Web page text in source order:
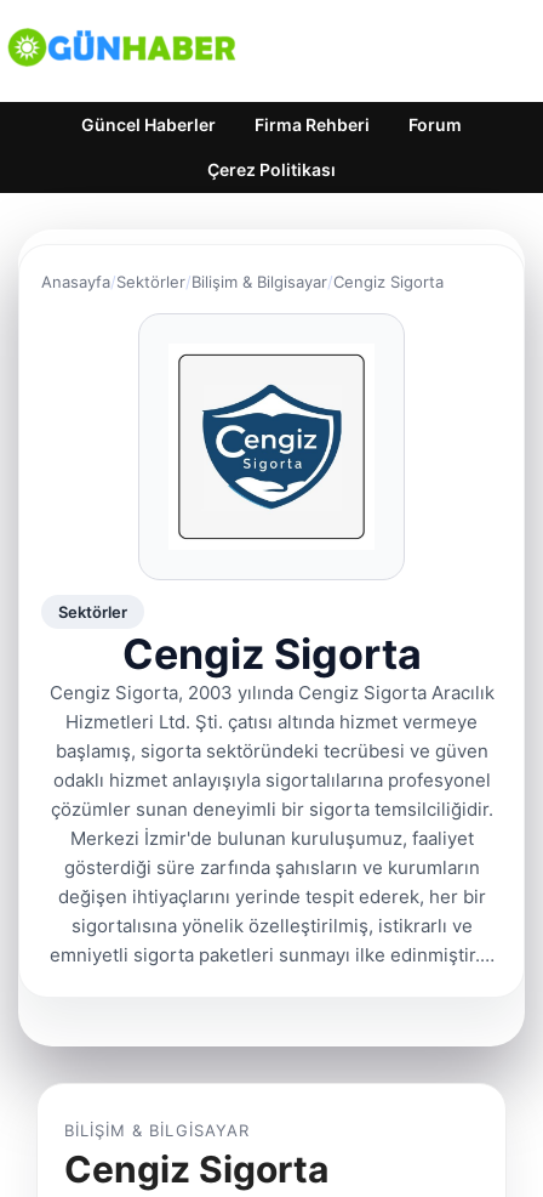
Güncel Haberler Firma Rehberi Forum
Çerez Politikası
Anasayfa Sektörler Bilişim & Bilgisayar Cengiz Sigorta
Sektörler
Cengiz Sigorta
Cengiz Sigorta, 2003 yılında Cengiz Sigorta Aracılık
Hizmetleri Ltd. Şti. çatısı altında hizmet vermeye
başlamış, sigorta sektöründeki tecrübesi ve güven
odaklı hizmet anlayışıyla sigortalılarına profesyonel
çözümler sunan deneyimli bir sigorta temsilciliğidir.
Merkezi İzmir'de bulunan kuruluşumuz, faaliyet
gösterdiği süre zarfında şahısların ve kurumların
değişen ihtiyaçlarını yerinde tespit ederek, her bir
sigortalısına yönelik özelleştirilmiş, istikrarlı ve
emniyetli sigorta paketleri sunmayı ilke edinmiştir.…
BILIŞIM & BILGISAYAR
Cengiz Sigorta